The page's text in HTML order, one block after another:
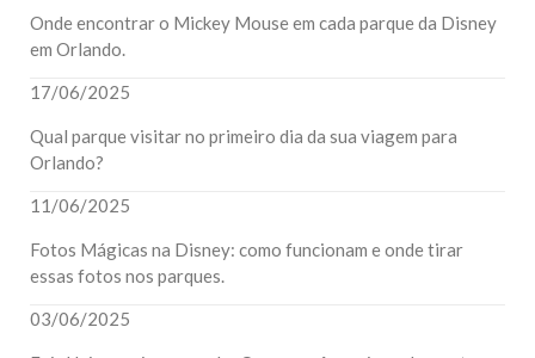
Onde encontrar o Mickey Mouse em cada parque da Disney
em Orlando.
17/06/2025
Qual parque visitar no primeiro dia da sua viagem para
Orlando?
11/06/2025
Fotos Mágicas na Disney: como funcionam e onde tirar
essas fotos nos parques.
03/06/2025